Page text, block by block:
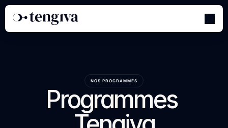
NOS PROGRAMMES
Programmes